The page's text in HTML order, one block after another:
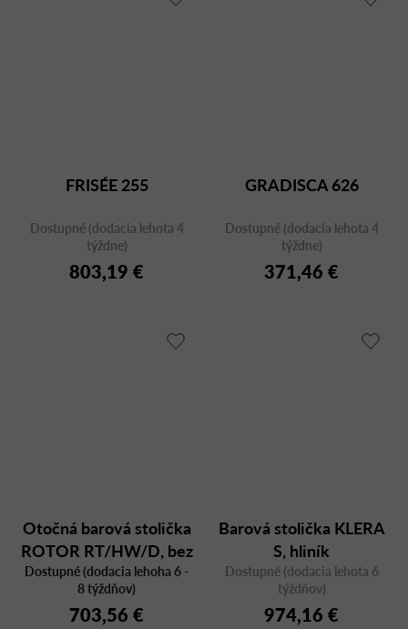
FRISÉE 255
Dostupné (dodacia lehota 4
týždne)
803,19 €
GRADISCA 626
Dostupné (dodacia lehota 4
týždne)
371,46 €
Otočná barová stolička
ROTOR RT/HW/D, bez
operadla, výška sedu 77
cm
Dostupné (dodacia lehoha 6 -
8 týždňov)
703,56 €
Barová stolička KLERA
S, hliník
Dostupné (dodacia lehota 6
týždňov)
974,16 €